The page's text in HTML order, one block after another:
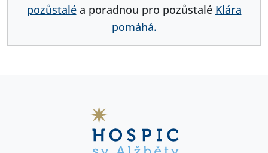
pozůstaléa poradnou pro pozůstalé Klára
pomáhá.